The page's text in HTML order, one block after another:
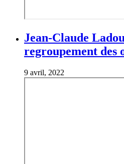
Jean-Claude
regroupement des
9 avril, 2022